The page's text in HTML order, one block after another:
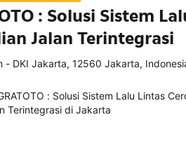
: Solusi Sistem
Jalan Terintegrasi
- DKI Jakarta, 12560 Jakarta,